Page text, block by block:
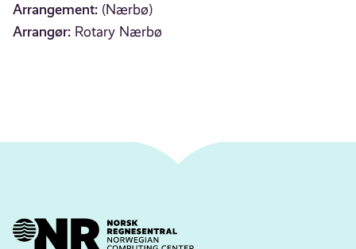
Arrangement: (Nærbø)
Arrangør: Rotary Nærbø